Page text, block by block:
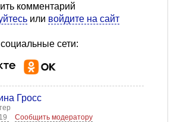
комментарий
или войдите на сайт
сети:
Гросс
Сообщить модератору